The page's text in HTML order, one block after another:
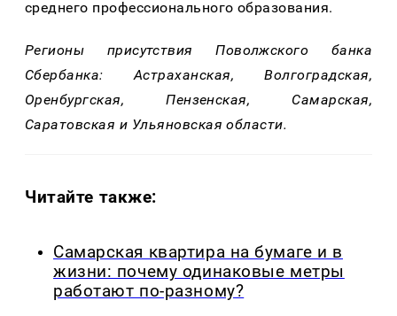
среднего профессионального образования.
Регионы присутствия Поволжского банка
Сбербанка: Астраханская, Волгоградская,
Оренбургская, Пензенская, Самарская,
Саратовская и Ульяновская области.
Читайте также:
Самарская квартира на бумаге и в
жизни: почему одинаковые метры
работают по-разному?